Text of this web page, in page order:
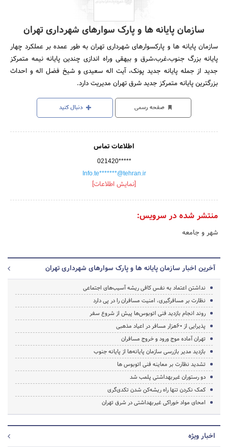
سازمان پایانه ها و پارک سوارهای شهرداری تهران
سازمان پایانه ها و پارکسوارهای شهرداری تهران به طور عمده بر عملکرد چهار
پایانه بزرگ جنوب،غرب،شرق و بیهقی وراه اندازی چندین پایانه نیمه متمرکز
جدید از جمله پایانه جدید پونک، آیت اله سعیدی و شیخ فضل اله و احداث
بزرگترین پایانه متمرکز جدید شرق تهران مدیریت دارد.
صفحه رسمی دنبال کنید
اطلاعات تماس
021420*****
Info.te*******@tehran.ir
[نمایش اطلاعات]
منتشر شده در سرویس:
شهر و جامعه
آخرین اخبار سازمان پایانه ها و پارک سوارهای شهرداری تهران
نداشتن اعتماد به نفس کافی ریشه آسیب‌های اجتماعی
نظارت بر مسافرگیری، امنیت مسافران را در پی دارد
روند انجام بازدید فنی اتوبوس‌ها پیش از شروع سفر
پذیرایی از 60هزار مسافر در اعیاد مذهبی
تهران آماده موج ورود و خروج مسافران
بازدید مدیر بازرسی سازمان پایانه‌ها از پایانه جنوب
تشدید نظارت بر معاینه فنی اتوبوس ها
دو رستوران غیربهداشتی پلمب شد
کمک نکردن تنها راه ریشه‌کن شدن تکدی‌گری
امحای مواد خوراکی غیربهداشتی در شرق تهران
اخبار ویژه